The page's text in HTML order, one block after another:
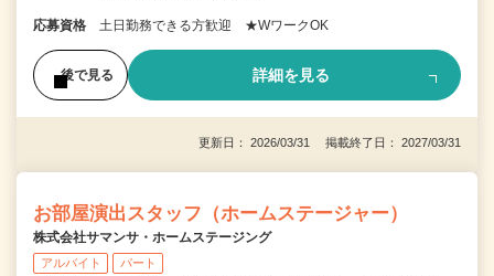
応募資格 土日勤務できる方歓迎 ★WワークOK
後で見る 詳細を見る
更新日： 2026/03/31 掲載終了日： 2027/03/31
お部屋演出スタッフ（ホームステージャー）
株式会社サマンサ・ホームステージング
アルバイト パート